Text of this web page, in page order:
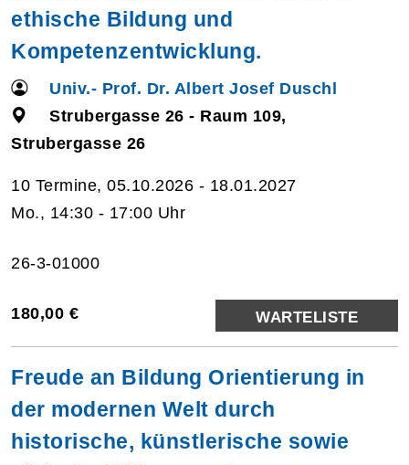
ethische Bildung und
Kompetenzentwicklung.
Univ.- Prof. Dr. Albert Josef Duschl
Strubergasse 26 - Raum 109,
Strubergasse 26
10 Termine, 05.10.2026 - 18.01.2027
Mo., 14:30 - 17:00 Uhr
26-3-01000
180,00 € WARTELISTE
Freude an Bildung Orientierung in
der modernen Welt durch
historische, künstlerische sowie